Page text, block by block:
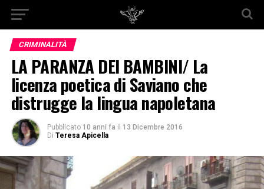
CRIMINALITÀ
LA PARANZA DEI BAMBINI/ La
licenza poetica di Saviano che
distrugge la lingua napoletana
Pubblicato 10 anni fa il 13 Dicembre 2016
Di Teresa Apicella